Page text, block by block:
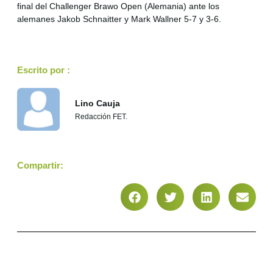
final del Challenger Brawo Open (Alemania) ante los
alemanes Jakob Schnaitter y Mark Wallner 5-7 y 3-6.
Escrito por :
Lino Cauja
Redacción FET.
Compartir: